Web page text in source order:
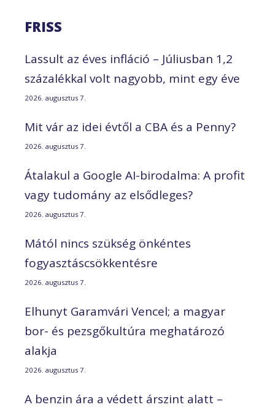
FRISS
Lassult az éves infláció – Júliusban 1,2
százalékkal volt nagyobb, mint egy éve
2026. augusztus 7.
Mit vár az idei évtől a CBA és a Penny?
2026. augusztus 7.
Átalakul a Google AI-birodalma: A profit
vagy tudomány az elsődleges?
2026. augusztus 7.
Mától nincs szükség önkéntes
fogyasztáscsökkentésre
2026. augusztus 7.
Elhunyt Garamvári Vencel; a magyar
bor- és pezsgőkultúra meghatározó
alakja
2026. augusztus 7.
A benzin ára a védett árszint alatt –